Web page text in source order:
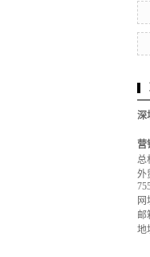
深
营
总
外
网
邮
地